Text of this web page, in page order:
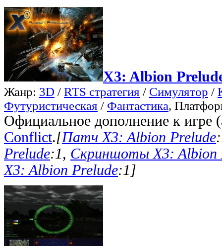
X3: Albion
Жанр: 3D / RTS стратегия / Симулятор /
Футуристическая / Фантастика,
Официальное дополнение к игре
Conflict.[Патч X3: Albion Prelude
Prelude:1, Скриншоты X3: Albion
X3: Albion Prelude:1]